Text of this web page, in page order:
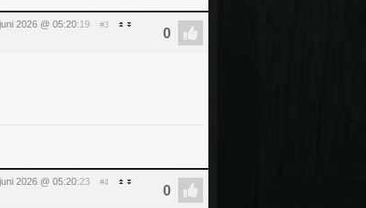
2026 @ 05:20:19 #3
2026 @ 05:20:23 #4